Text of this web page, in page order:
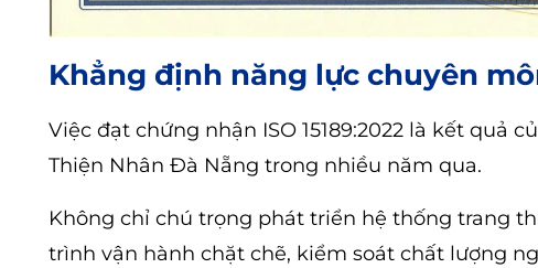
Khẳng định năng lực chuyên
Việc đạt chứng nhận ISO 15189:2022 là kết
Thiện Nhân Đà Nẵng trong nhiều năm qua.
Không chỉ chú trọng phát triển hệ thống trang
trình vận hành chặt chẽ, kiểm soát chất lượng